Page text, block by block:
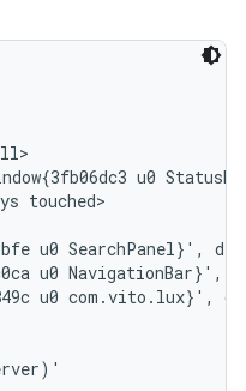
u0
touched>
u0 SearchPanel}',
u0 NavigationBar}',
u0 com.vito.lux}',